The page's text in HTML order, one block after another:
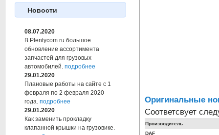
Оригинальные
Соответсвует
Производитель
DAF
Новости
08.07.2020
В Plentycom.ru большое
обновление ассортимента
запчастей для грузовых
автомобилей. подробнее
29.01.2020
Плановые работы на сайте с 1
февраля по 2 февраля 2020
года. подробнее
29.01.2020
Как заменить прокладку
клапанной крышки на грузовике.